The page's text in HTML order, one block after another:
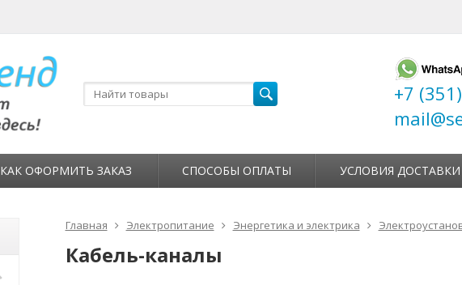
+7
КАК ОФОРМИТЬ ЗАКАЗ СПОСОБЫ ОПЛАТЫ УСЛОВИЯ ДОСТАВКИ
Главная Электропитание Энергетика и электрика
Кабель-каналы